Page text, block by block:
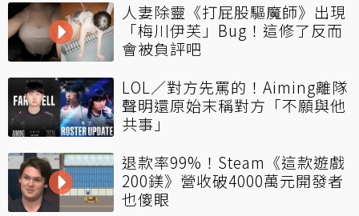
人妻除靈《打屁股驅魔師》出現
「梅川伊芙」Bug！這修了反而
會被負評吧
LOL／對方先罵的！Aiming離隊
聲明還原始末稱對方「不願與他
共事」
退款率99%！Steam《這款遊戲
200鎂》營收破4000萬元開發者
也傻眼